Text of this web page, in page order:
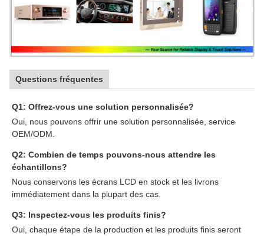
Questions fréquentes
Q1: Offrez-vous une solution personnalisée?
Oui, nous pouvons offrir une solution personnalisée, service
OEM/ODM.
Q2: Combien de temps pouvons-nous attendre les
échantillons?
Nous conservons les écrans LCD en stock et les livrons
immédiatement dans la plupart des cas.
Q3: Inspectez-vous les produits finis?
Oui, chaque étape de la production et les produits finis seront